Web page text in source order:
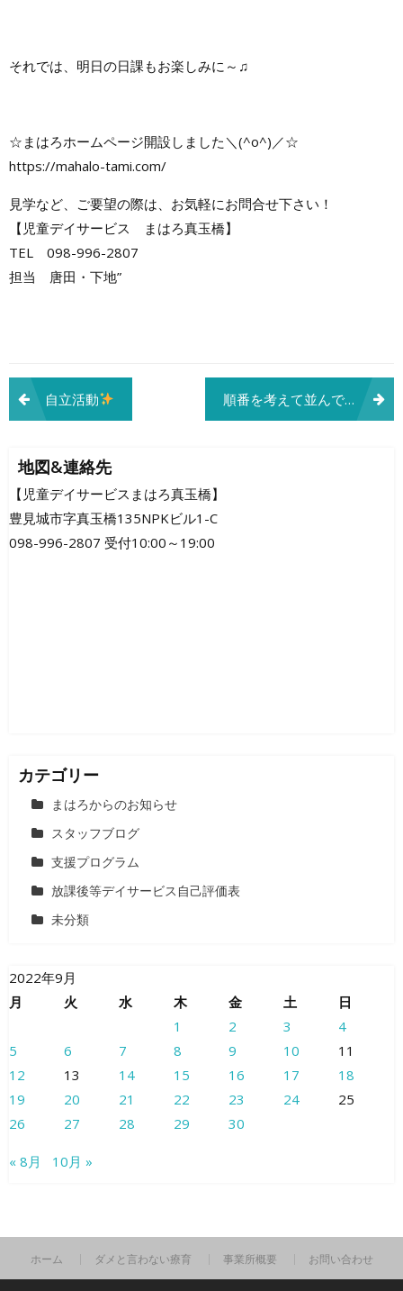
それでは、明日の日課もお楽しみに～♫
☆まはろホームページ開設しました＼(^o^)／☆
https://mahalo-tami.com/
見学など、ご要望の際は、お気軽にお問合せ下さい！
【児童デイサービス まはろ真玉橋】
TEL 098-996-2807
担当 唐田・下地”
投
稿
ナ
ビ
ゲ
自立活動 順番を考えて並んでみよう♪
地図&連絡先
【児童デイサービスまはろ真玉橋】
豊見城市字真玉橋135NPKビル1-C
098-996-2807 受付10:00～19:00
カテゴリー
まはろからのお知らせ
スタッフブログ
支援プログラム
放課後等デイサービス自己評価表
未分類
2022年9月
月
火 水 木 金 土
日
1
2 3
4
5
6 7 8 9 10
11
12
13 14 15 16 17
18
19
20 21 22 23 24
25
26
27 28 29 30
« 8月 10月 »
ホーム ダメと言わない療育 事業所概要 お問い合わせ